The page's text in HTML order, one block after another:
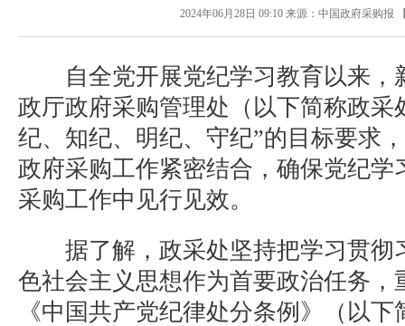
2024年06月28日 09:10来源： 中国政府采购报
自全党开展党纪学习教育以来，
政厅政府采购管理处（以下简称政采
纪、知纪、明纪、守纪”的目标要求
政府采购工作紧密结合，确保党纪学
采购工作中见行见效。
据了解，政采处坚持把学习贯彻
色社会主义思想作为首要政治任务，
《中国共产党纪律处分条例》（以